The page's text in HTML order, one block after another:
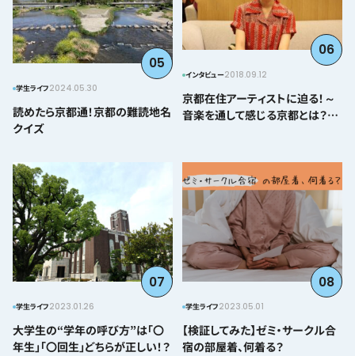
05
学生ライフ2024.05.30
読めたら京都通！京都の難読地名
クイズ
06
インタビュー2018.09.12
京都在住アーティストに迫る！～
音楽を通して感じる京都とは？＠
07
学生ライフ2023.01.26
大学生の“学年の呼び方”は「〇
年生」「〇回生」どちらが正しい！？
08
学生ライフ2023.05.01
【検証してみた】ゼミ・サークル合
宿の部屋着、何着る？